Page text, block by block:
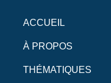
ACCUEIL
À PROPOS
THÉMATIQUES